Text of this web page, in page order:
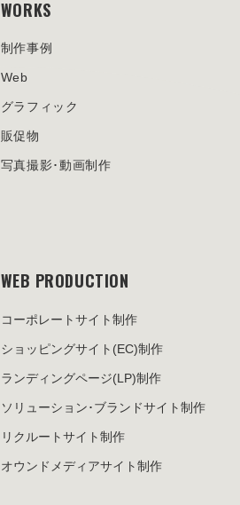
WORKS
制作事例
Web
グラフィック
販促物
写真撮影･動画制作
WEB PRODUCTION
コーポレートサイト制作
ショッピングサイト (EC)制作
ランディングページ(LP)制作
ソリューション･ブランドサイト制作
リクルートサイト制作
オウンドメディアサイト制作